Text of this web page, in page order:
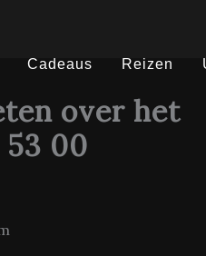
Cadeaus Reizen
over het
53 00